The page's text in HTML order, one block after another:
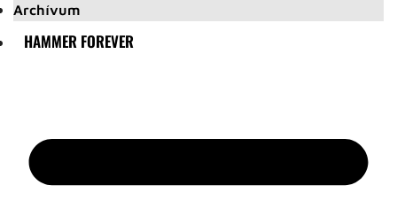
Archívum
HAMMER FOREVER